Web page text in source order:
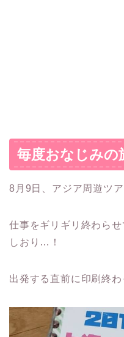
毎度おなじみの
8月9日、アジア周遊ツア
仕事をギリギリ終わら
しおり…！
出発する直前に印刷終